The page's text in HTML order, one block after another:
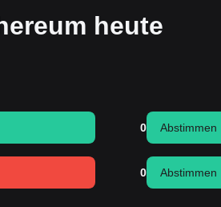
heute
0 Abstimmen
0 Abstimmen